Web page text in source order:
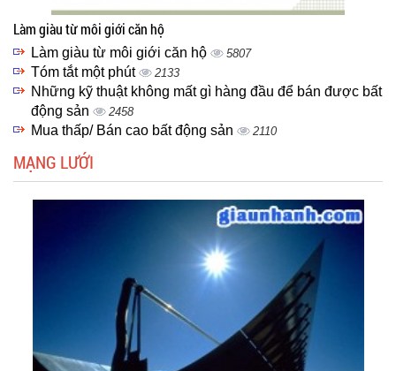
Làm giàu từ môi giới căn hộ
Làm giàu từ môi giới căn hộ 5807
Tóm tắt một phút 2133
Những kỹ thuật không mất gì hàng đầu để bán được bất
động sản
2458
Mua thấp/ Bán cao bất động sản 2110
MẠNG LƯỚI